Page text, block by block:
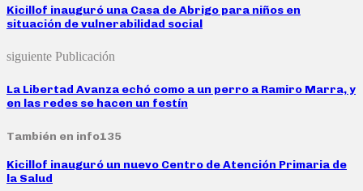
Kicillof inauguró una Casa de Abrigo para niños en
situación de vulnerabilidad social
siguiente Publicación
La Libertad Avanza echó como a un perro a Ramiro Marra, y
en las redes se hacen un festín
También en info135
Kicillof inauguró un nuevo Centro de Atención Primaria de
la Salud